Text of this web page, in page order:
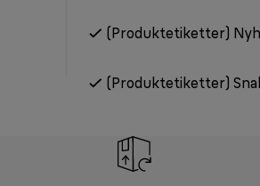
(Produktetiketter)
(Produktetiketter)